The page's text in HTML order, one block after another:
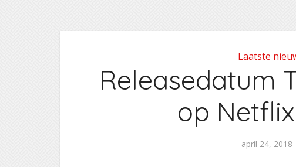
Laatste
Releasedatum
op
april 24, 2018